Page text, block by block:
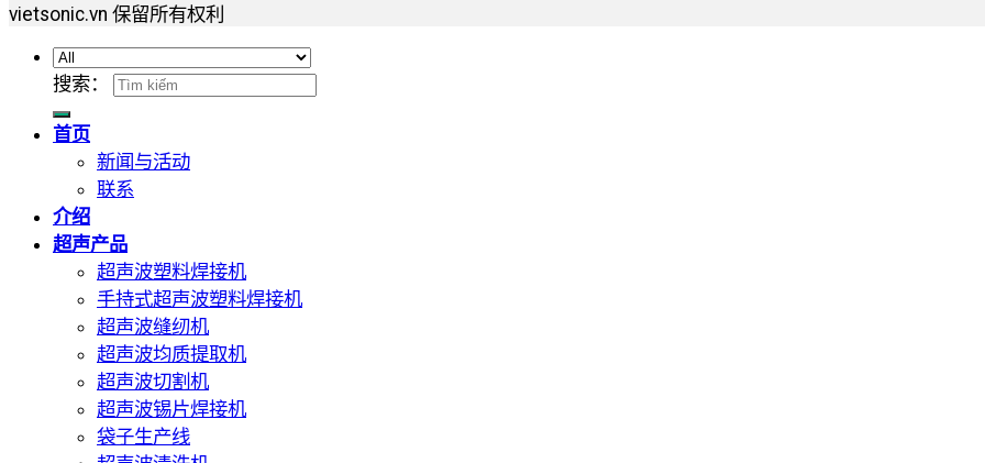
vietsonic.vn 保留所有权利
搜索：
首页
新闻与活动
联系
介绍
超声产品
超声波塑料焊接机
手持式超声波塑料焊接机
超声波缝纫机
超声波均质提取机
超声波切割机
超声波锡片焊接机
袋子生产线